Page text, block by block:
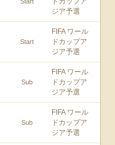
ジア予選
Start
FIFA ワール
ドカップア
ジア予選
Sub
FIFA ワール
ドカップア
ジア予選
Sub
FIFA ワール
ドカップア
ジア予選